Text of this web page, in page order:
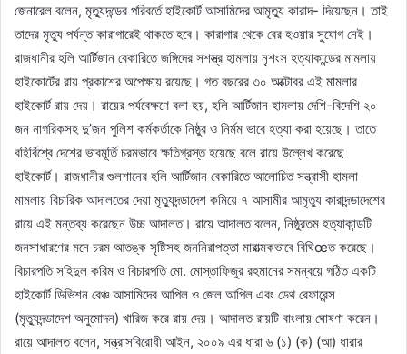
জেনারেল বলেন, মৃত্যুদন্ডের পরিবর্তে হাইকোর্ট আসামিদের আমৃত্যু কারাদ- দিয়েছেন। তাই
তাদের মৃত্যু পর্যন্ত কারাগারেই থাকতে হবে। কারাগার থেকে বের হওয়ার সুযোগ নেই।
রাজধানীর হলি আর্টিজান বেকারিতে জঙ্গিদের সশস্ত্র হামলায় নৃশংস হত্যাকান্ডের মামলায়
হাইকোর্টের রায় প্রকাশের অপেক্ষায় রয়েছে। গত বছরের ৩০ অক্টোবর এই মামলার
হাইকোর্ট রায় দেয়। রায়ের পর্যবেক্ষণে বলা হয়, হলি আর্টিজান হামলায় দেশি-বিদেশি ২০
জন নাগরিকসহ দু’জন পুলিশ কর্মকর্তাকে নিষ্ঠুর ও নির্মম ভাবে হত্যা করা হয়েছে। তাতে
বহির্বিশ্বে দেশের ভাবমূর্তি চরমভাবে ক্ষতিগ্রস্ত হয়েছে বলে রায়ে উল্লেখ করেছে
হাইকোর্ট। রাজধানীর গুলশানের হলি আর্টিজান বেকারিতে আলোচিত সন্ত্রাসী হামলা
মামলায় বিচারিক আদালতের দেয়া মৃত্যুদন্ডাদেশ কমিয়ে ৭ আসামীর আমৃত্যু কারাদন্ডাদেশের
রায়ে এই মন্তব্য করেছেন উচ্চ আদালত। রায়ে আদালত বলেন, নিষ্ঠুরতম হত্যাকান্ডটি
জনসাধারণের মনে চরম আতঙ্ক সৃষ্টিসহ জননিরাপত্তা মারাত্মকভাবে বিঘিœত করেছে।
বিচারপতি সহিদুল করিম ও বিচারপতি মো. মোস্তাফিজুর রহমানের সমন্বয়ে গঠিত একটি
হাইকোর্ট ডিভিশন বেঞ্চ আসামিদের আপিল ও জেল আপিল এবং ডেথ রেফারেন্স
(মৃত্যুদন্ডাদেশ অনুমোদন) খারিজ করে রায় দেয়। আদালত রায়টি বাংলায় ঘোষণা করেন।
রায়ে আদালত বলেন, সন্ত্রাসবিরোধী আইন, ২০০৯ এর ধারা ৬ (১) (ক) (আ) ধারার